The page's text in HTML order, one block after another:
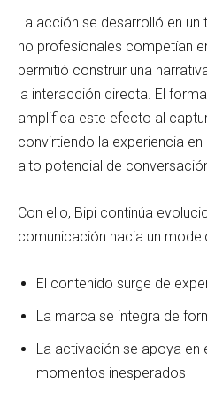
La acción se desarrolló en un
no profesionales competían
permitió construir una
la interacción directa. El
amplifica este efecto al
convirtiendo la experiencia
alto potencial de
Con ello, Bipi continúa
comunicación hacia un
El contenido surge de
La marca se integra de
La activación se apoya
momentos inesperados